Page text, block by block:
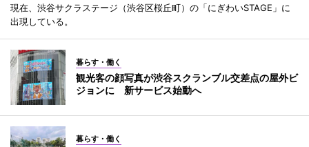
現在、渋谷サクラステージ（渋谷区桜丘町）の「にぎわいSTAGE」に
出現している。
暮らす・働く
観光客の顔写真が渋谷スクランブル交差点の屋外ビ
ジョンに 新サービス始動へ
暮らす・働く